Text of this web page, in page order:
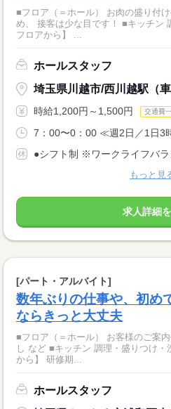
■フロア（＝ホール） お肉の盛り付
め、 接客は少な目です！ ■キッチン 調理・盛りつけ など 【最初は
フロアから】 ...
ホールスタッフ
埼玉県川越市/西川越駅（車
時給1,200円～1,500円 交通費
7：00〜0：00 ≪週2日／1日3
●シフト制 ※ワークライフバ
もっと見
求人詳細
[パート・アルバイト]
数年ぶりの仕事や、初め
ならきっと大丈夫
■フロア（＝ホール） お客様のご案
し など ■キッチン 調理・盛りつけ・洗いもの など 【最初はフロア
から】 研修期...
ホールスタッフ